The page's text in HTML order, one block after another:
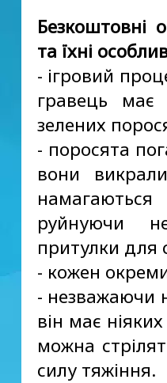
Безкоштовні
та їхні
- ігровий
гравець має
зелених
- поросята
вони
руйнуючи
притулки для
- кожен
- незважаючи
він має
можна
силу тяжіння.